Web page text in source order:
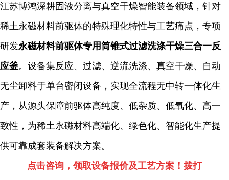
江苏博鸿深耕固液分离与真空干燥智能装备领域，针对
稀土永磁材料前驱体的特殊理化特性与工艺痛点，专项
研发永磁材料前驱体专用筒锥式过滤洗涤干燥三合一反
应釜。设备集反应、过滤、逆流洗涤、真空干燥、自动
无尘卸料于单台密闭设备，实现全流程无中转一体化生
产，从源头保障前驱体高纯度、低杂质、低氧化、高一
致性，为稀土永磁材料高端化、绿色化、智能化生产提
供可靠成套装备解决方案。
点击咨询，领取设备报价及工艺方案！拨打